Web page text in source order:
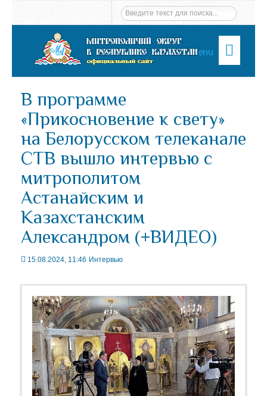
Menu
В программе
«Прикосновение к свету»
на Белорусском телеканале
СТВ вышло интервью с
митрополитом
Астанайским и
Казахстанским
Александром (+ВИДЕО)
15.08.2024, 11:46 Интервью